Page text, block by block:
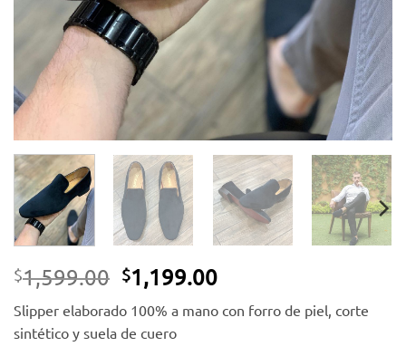
$1,599.00 El
precio
original
era:
$1,199.00El
actual
Slipper elaborado 100% a mano con forro de piel, corte
sintético y suela de cuero